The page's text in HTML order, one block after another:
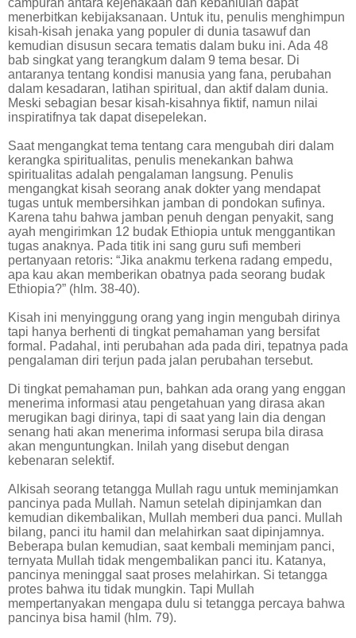
campuran antara kejenakaan dan kebahlulan dapat
menerbitkan kebijaksanaan. Untuk itu, penulis menghimpun
kisah-kisah jenaka yang populer di dunia tasawuf dan
kemudian disusun secara tematis dalam buku ini. Ada 48
bab singkat yang terangkum dalam 9 tema besar. Di
antaranya tentang kondisi manusia yang fana, perubahan
dalam kesadaran, latihan spiritual, dan aktif dalam dunia.
Meski sebagian besar kisah-kisahnya fiktif, namun nilai
inspiratifnya tak dapat disepelekan.
Saat mengangkat tema tentang cara mengubah diri dalam
kerangka spiritualitas, penulis menekankan bahwa
spiritualitas adalah pengalaman langsung. Penulis
mengangkat kisah seorang anak dokter yang mendapat
tugas untuk membersihkan jamban di pondokan sufinya.
Karena tahu bahwa jamban penuh dengan penyakit, sang
ayah mengirimkan 12 budak Ethiopia untuk menggantikan
tugas anaknya. Pada titik ini sang guru sufi memberi
pertanyaan retoris: “Jika anakmu terkena radang empedu,
apa kau akan memberikan obatnya pada seorang budak
Ethiopia?” (hlm. 38-40).
Kisah ini menyinggung orang yang ingin mengubah dirinya
tapi hanya berhenti di tingkat pemahaman yang bersifat
formal. Padahal, inti perubahan ada pada diri, tepatnya pada
pengalaman diri terjun pada jalan perubahan tersebut.
Di tingkat pemahaman pun, bahkan ada orang yang enggan
menerima informasi atau pengetahuan yang dirasa akan
merugikan bagi dirinya, tapi di saat yang lain dia dengan
senang hati akan menerima informasi serupa bila dirasa
akan menguntungkan. Inilah yang disebut dengan
kebenaran selektif.
Alkisah seorang tetangga Mullah ragu untuk meminjamkan
pancinya pada Mullah. Namun setelah dipinjamkan dan
kemudian dikembalikan, Mullah memberi dua panci. Mullah
bilang, panci itu hamil dan melahirkan saat dipinjamnya.
Beberapa bulan kemudian, saat kembali meminjam panci,
ternyata Mullah tidak mengembalikan panci itu. Katanya,
pancinya meninggal saat proses melahirkan. Si tetangga
protes bahwa itu tidak mungkin. Tapi Mullah
mempertanyakan mengapa dulu si tetangga percaya bahwa
pancinya bisa hamil (hlm. 79).